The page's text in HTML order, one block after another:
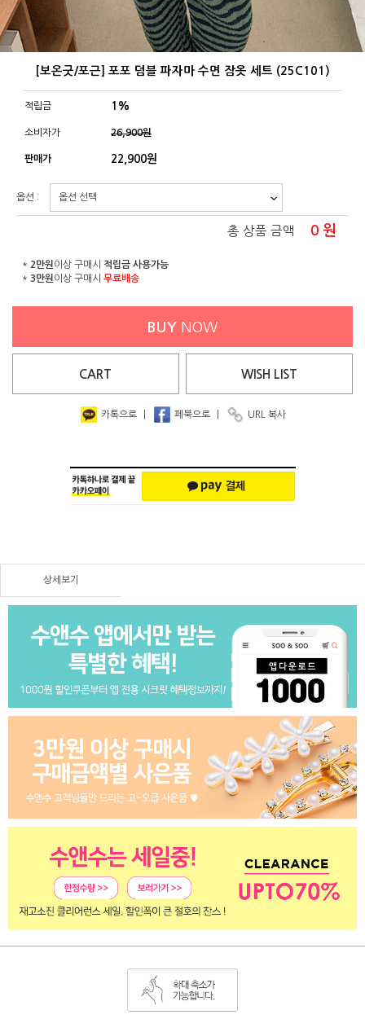
[보온굿/포근] 포포 덤블 파자마 수면 잠옷 세트 (25C101)
적립금 1%
소비자가 26,900원
판매가 22,900원
옵션 :
총 상품 금액 0 원
* 2만원 이상 구매시 적립금 사용가능
* 3만원 이상 구매시 무료배송
BUY NOW
CART WISH LIST
카톡으로 페북으로 URL 복사
상세보기